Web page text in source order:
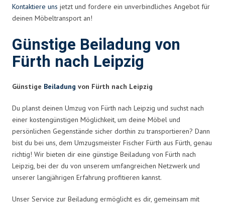
Kontaktiere uns jetzt und fordere ein unverbindliches Angebot für
deinen Möbeltransport an!
Günstige Beiladung von
Fürth nach Leipzig
Günstige Beiladung von Fürth nach Leipzig
Du planst deinen Umzug von Fürth nach Leipzig und suchst nach
einer kostengünstigen Möglichkeit, um deine Möbel und
persönlichen Gegenstände sicher dorthin zu transportieren? Dann
bist du bei uns, dem Umzugsmeister Fischer Fürth aus Fürth, genau
richtig! Wir bieten dir eine günstige Beiladung von Fürth nach
Leipzig, bei der du von unserem umfangreichen Netzwerk und
unserer langjährigen Erfahrung profitieren kannst.
Unser Service zur Beiladung ermöglicht es dir, gemeinsam mit